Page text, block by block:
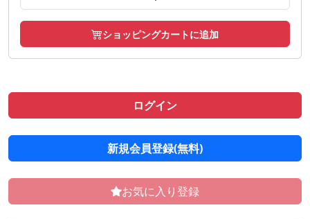
ショッピングカートに追加
ログイン
新規会員登録(無料)
お気に入り登録